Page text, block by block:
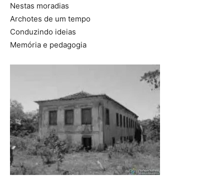
Nestas moradias
Archotes de um tempo
Conduzindo ideias
Memória e pedagogia